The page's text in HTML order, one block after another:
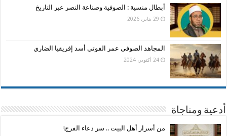
أبطال منسية : الصوفية وصناعة النصر عبر التاريخ
29 يناير، 2026
المجاهد الصوفى عمر الفوتي أسد إفريقيا الضاري
24 أكتوبر، 2024
أدعية ومناجاة
من أسرار أهل البيت .. سر دعاء الفرج!